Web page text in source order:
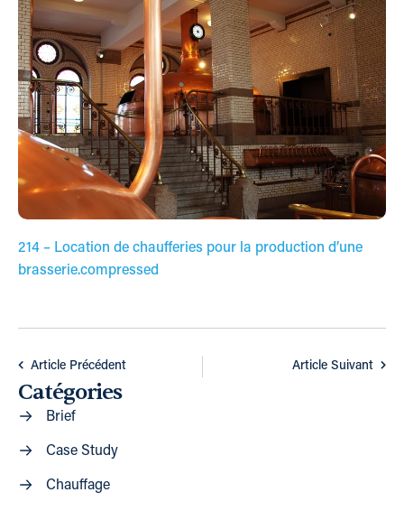
214 – Location de chaufferies pour la production d’une
brasserie.compressed
Article Précédent Article Suivant
Catégories
Brief
Case Study
Chauffage